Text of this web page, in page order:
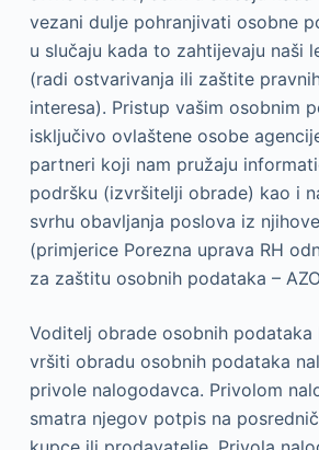
vezani dulje pohranjivati osobne
u slučaju kada to zahtijevaju naši
(radi ostvarivanja ili zaštite
interesa). Pristup vašim osobnim
isključivo ovlaštene osobe
partneri koji nam pružaju
podršku (izvršitelji obrade) kao i
svrhu obavljanja poslova iz
(primjerice Porezna uprava RH
za zaštitu osobnih podataka –
Voditelj obrade osobnih podataka
vršiti obradu osobnih podataka
privole nalogodavca. Privolom
smatra njegov potpis na